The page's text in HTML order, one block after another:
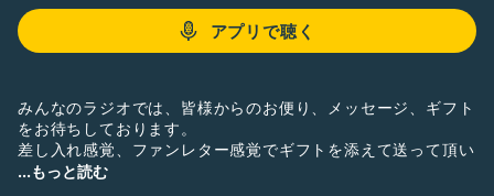
アプリで聴く
みんなのラジオでは、皆様からのお便り、メッセージ、ギフト
をお待ちしております。
差し入れ感覚、ファンレター感覚でギフトを添えて送って頂い
ても良し。話題提供や質問等、ラジオで読んでほしいお便りを
...もっと読む